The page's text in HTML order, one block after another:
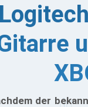
der